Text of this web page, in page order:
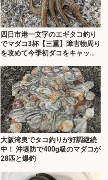
四日市港一文字のエギタコ釣り
でマダコ3杯【三重】障害物周り
を攻めて今季初ダコをキャッ
大阪湾奥でタコ釣りが好調継続
中！ 沖堤防で400g級のマダコが
28匹と爆釣